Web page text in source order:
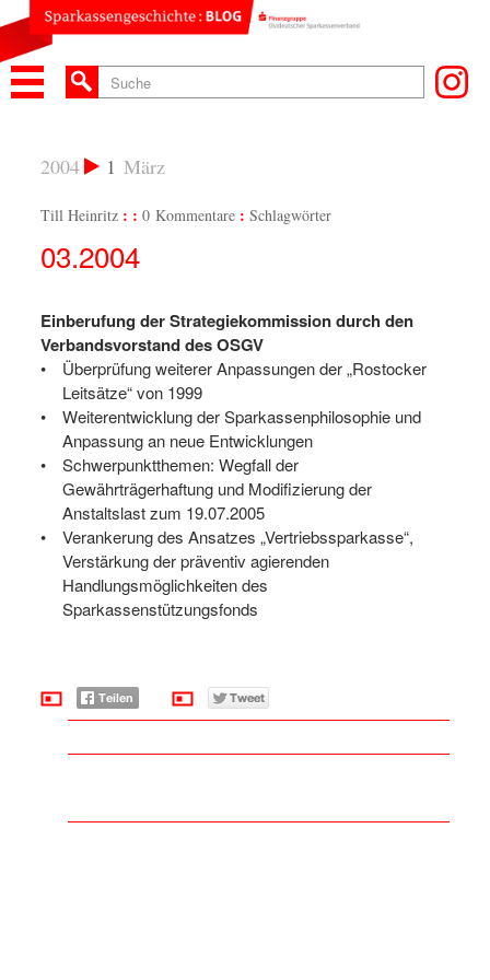
1 März
2004
Till Heinritz 0 Kommentare Schlagwörter
03.2004
Einberufung der Strategiekommission durch den
Verbandsvorstand des OSGV
Überprüfung weiterer Anpassungen der „Rostocker
Leitsätze“ von 1999
Weiterentwicklung der Sparkassenphilosophie und
Anpassung an neue Entwicklungen
Schwerpunktthemen: Wegfall der
Gewährträgerhaftung und Modifizierung der
Anstaltslast zum 19.07.2005
Verankerung des Ansatzes „Vertriebssparkasse“,
Verstärkung der präventiv agierenden
Handlungsmöglichkeiten des
Sparkassenstützungsfonds